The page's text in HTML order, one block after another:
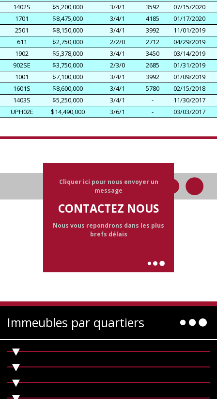
1402S
$5,200,000 3/4/1 3592
07/15/2020
1701
$8,475,000 3/4/1 4185
01/17/2020
2501
$8,150,000 3/4/1 3992
11/01/2019
611
$2,750,000 2/2/0 2712
04/29/2019
1902
$5,378,000 3/4/1 3450
03/14/2019
902SE
$3,750,000 2/3/0 2685
01/31/2019
1001
$7,100,000 3/4/1 3992
01/09/2019
1601S
$8,600,000 3/4/1 5780
02/15/2018
1403S
$5,250,000 3/4/1 -
11/30/2017
UPH02E
$14,490,000 3/6/1 - 03/03/2017
Cliquer ici pour nous envoyer un
message
CONTACTEZ NOUS
Nous vous repondrons dans les plus
brefs délais
Immeubles par quartiers